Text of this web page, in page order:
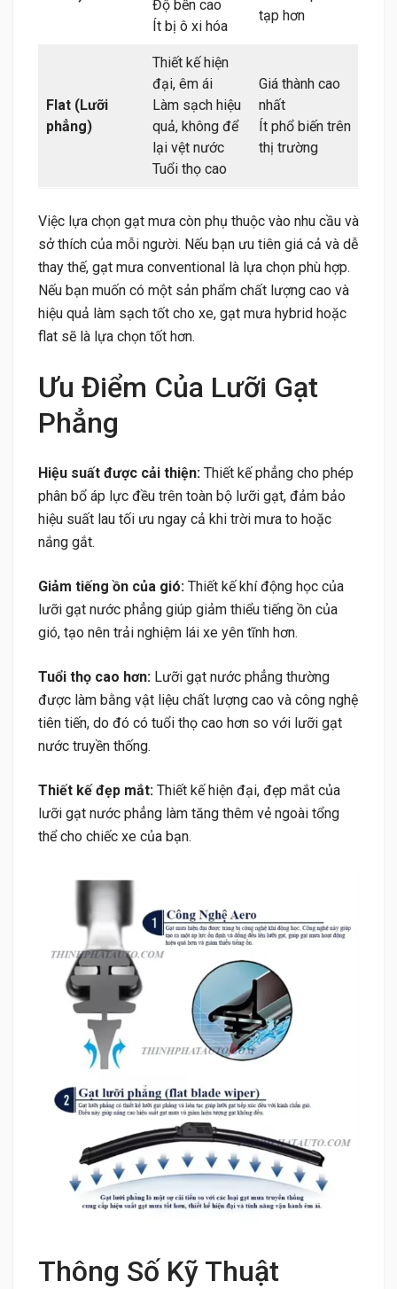
Độ bền cao
Ít bị ô xi hóa
tạp hơn
Flat (Lưỡi
phẳng)
Thiết kế hiện
đại, êm ái
Làm sạch hiệu
quả, không để
lại vệt nước
Tuổi thọ cao
Giá thành cao
nhất
Ít phổ biến trên
thị trường
Việc lựa chọn gạt mưa còn phụ thuộc vào nhu cầu và
sở thích của mỗi người. Nếu bạn ưu tiên giá cả và dễ
thay thế, gạt mưa conventional là lựa chọn phù hợp.
Nếu bạn muốn có một sản phẩm chất lượng cao và
hiệu quả làm sạch tốt cho xe, gạt mưa hybrid hoặc
flat sẽ là lựa chọn tốt hơn.
Ưu Điểm Của Lưỡi Gạt
Phẳng
Hiệu suất được cải thiện: Thiết kế phẳng cho phép
phân bổ áp lực đều trên toàn bộ lưỡi gạt, đảm bảo
hiệu suất lau tối ưu ngay cả khi trời mưa to hoặc
nắng gắt.
Giảm tiếng ồn của gió: Thiết kế khí động học của
lưỡi gạt nước phẳng giúp giảm thiểu tiếng ồn của
gió, tạo nên trải nghiệm lái xe yên tĩnh hơn.
Tuổi thọ cao hơn: Lưỡi gạt nước phẳng thường
được làm bằng vật liệu chất lượng cao và công nghệ
tiên tiến, do đó có tuổi thọ cao hơn so với lưỡi gạt
nước truyền thống.
Thiết kế đẹp mắt: Thiết kế hiện đại, đẹp mắt của
lưỡi gạt nước phẳng làm tăng thêm vẻ ngoài tổng
thể cho chiếc xe của bạn.
Thông Số Kỹ Thuật